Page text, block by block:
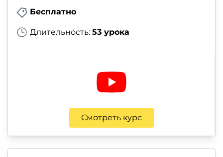
Бесплатно
Длительность: 53 урока
Смотреть курс